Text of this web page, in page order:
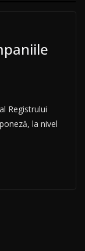
Registrului
la nivel